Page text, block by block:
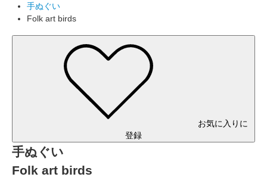
手ぬぐい
Folk art birds
お気に入りに
登録
手ぬぐい
Folk art birds